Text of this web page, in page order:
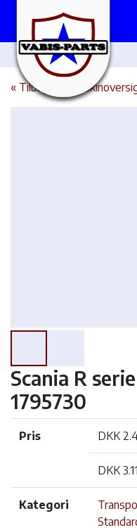
« Tilbage til
Scania R
1795730
Pris DKK
DKK
Kategori